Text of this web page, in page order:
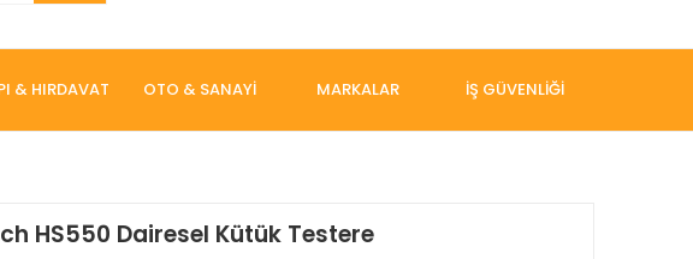
& HIRDAVAT OTO & SANAYİ MARKALAR İŞ GÜVENLİĞİ
HS550 Dairesel Kütük Testere